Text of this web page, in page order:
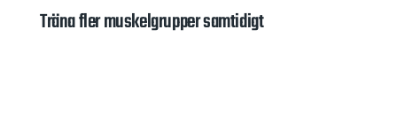
Träna fler muskelgrupper samtidigt